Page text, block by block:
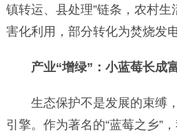
镇转运、县处理”链条，农村
害化利用，部分转化为焚烧发电
产业“增绿”：小蓝莓长成
生态保护不是发展的束缚
引擎。作为著名的“蓝莓之乡”